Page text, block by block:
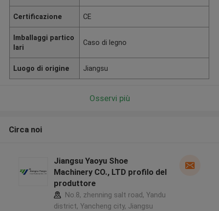
Certificazione CE
Imballaggi partico
lari
Caso di legno
Luogo di origine Jiangsu
Osservi più
Circa noi
Jiangsu Yaoyu Shoe
Machinery CO., LTD profilo del
produttore
No.8, zhenning salt road, Yandu
district, Yancheng city, Jiangsu